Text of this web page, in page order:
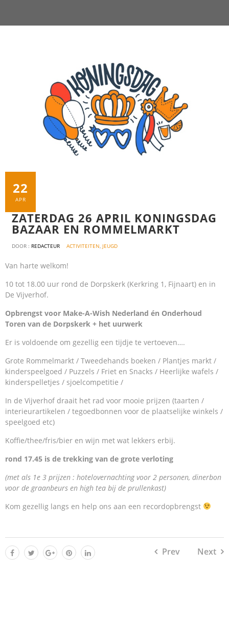
22
APR
ZATERDAG 26 APRIL KONINGSDAG
BAZAAR EN ROMMELMARKT
DOOR : REDACTEUR ACTIVITEITEN JEUGD
Van harte welkom!
10 tot 18.00 uur rond de Dorpskerk (Kerkring 1, Fijnaart) en in
De Vijverhof.
Opbrengst voor Make-A-Wish Nederland én Onderhoud
Toren van de Dorpskerk + het uurwerk
Er is voldoende om gezellig een tijdje te vertoeven….
Grote Rommelmarkt / Tweedehands boeken / Plantjes markt /
kinderspeelgoed / Puzzels / Friet en Snacks / Heerlijke wafels /
kinderspelletjes / sjoelcompetitie /
In de Vijverhof draait het rad voor mooie prijzen (taarten /
interieurartikelen / tegoedbonnen voor de plaatselijke winkels /
speelgoed etc)
Koffie/thee/fris/bier en wijn met wat lekkers erbij.
rond 17.45 is de trekking van de grote verloting
(met als 1e 3 prijzen : hotelovernachting voor 2 personen, dinerbon
voor de graanbeurs en high tea bij de prullenkast)
Kom gezellig langs en help ons aan een recordopbrengst
Prev Next